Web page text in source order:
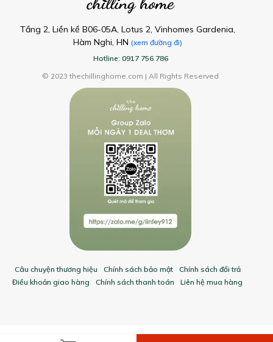
Tầng 2, Liền kề B06-05A, Lotus 2, Vinhomes Gardenia,
Hàm Nghi, HN (xem đường đi)
Hotline: 0917 756 786
© 2023 thechillinghome.com | All Rights Reserved
Câu chuyện thương hiệu Chính sách bảo mật
Chính sách đổi trả
Điều khoản giao hàng
Chính sách thanh toán Liên hệ mua hàng